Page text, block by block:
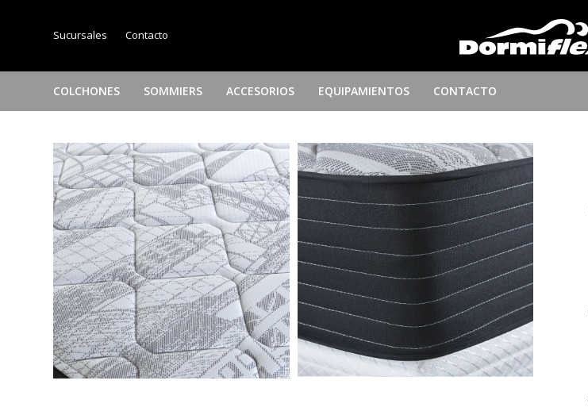
COLCHONES SOMMIERS ACCESORIOS EQUIPAMIENTOS CONTACTO
Sucursales Contacto